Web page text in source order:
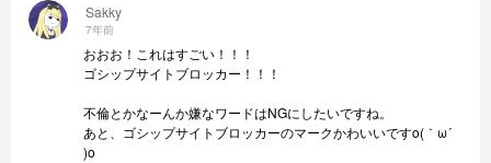
Sakky
7年前
おおお！これはすごい！！！
ゴシップサイトブロッカー！！！
不倫とかなーんか嫌なワードはNGにしたいですね。
あと、ゴシップサイトブロッカーのマークかわいいですo(｀ω´
)o